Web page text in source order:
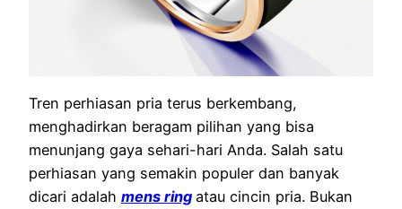
Tren perhiasan pria terus berkembang,
menghadirkan beragam pilihan yang bisa
menunjang gaya sehari-hari Anda. Salah satu
perhiasan yang semakin populer dan banyak
dicari adalah mens ring atau cincin pria. Bukan